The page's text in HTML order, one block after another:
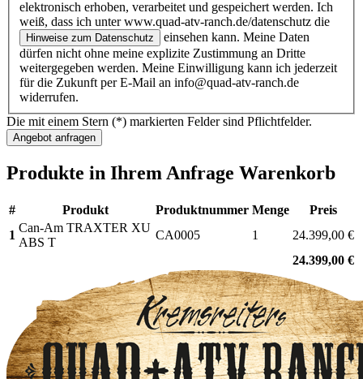
elektronisch erhoben, verarbeitet und gespeichert werden. Ich
weiß, dass ich unter www.quad-atv-ranch.de/datenschutz die
Hinweise zum Datenschutz
einsehen kann. Meine Daten
dürfen nicht ohne meine explizite Zustimmung an Dritte
weitergegeben werden. Meine Einwilligung kann ich jederzeit
für die Zukunft per E-Mail an info@quad-atv-ranch.de
widerrufen.
Die mit einem Stern (*) markierten Felder sind Pflichtfelder.
Produkte in Ihrem Anfrage Warenkorb
# Produkt Produktnummer Menge
Preis
1
Can-Am TRAXTER XU
ABS T
CA0005 1
24.399,00 €
24.399,00 €